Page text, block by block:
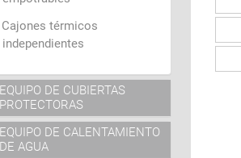
Cajones térmicos
independientes
EQUIPO DE CUBIERTAS
PROTECTORAS
EQUIPO DE CALENTAMIENTO
DE AGUA